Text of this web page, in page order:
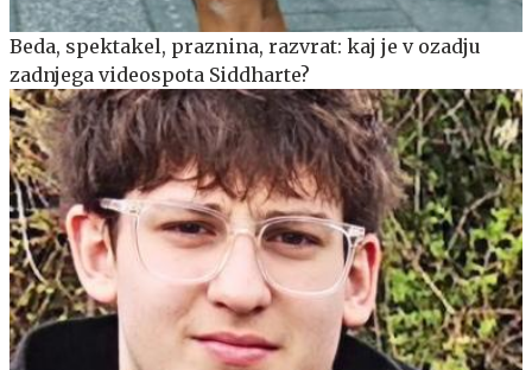
Beda, spektakel, praznina, razvrat: kaj je v ozadju
zadnjega videospota Siddharte?